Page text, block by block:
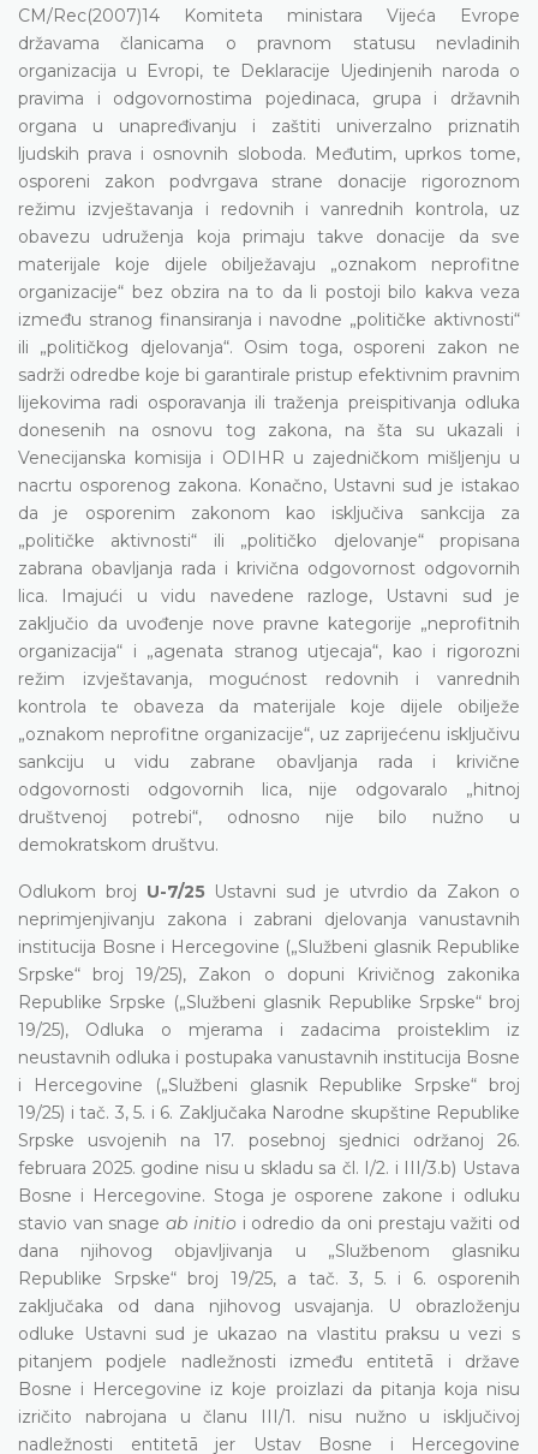
CM/Rec(2007)14 Komiteta ministara Vijeća Evrope
državama članicama o pravnom statusu nevladinih
organizacija u Evropi, te Deklaracije Ujedinjenih naroda o
pravima i odgovornostima pojedinaca, grupa i državnih
organa u unapređivanju i zaštiti univerzalno priznatih
ljudskih prava i osnovnih sloboda. Međutim, uprkos tome,
osporeni zakon podvrgava strane donacije rigoroznom
režimu izvještavanja i redovnih i vanrednih kontrola, uz
obavezu udruženja koja primaju takve donacije da sve
materijale koje dijele obilježavaju „oznakom neprofitne
organizacije“ bez obzira na to da li postoji bilo kakva veza
između stranog finansiranja i navodne „političke aktivnosti“
ili „političkog djelovanja“. Osim toga, osporeni zakon ne
sadrži odredbe koje bi garantirale pristup efektivnim pravnim
lijekovima radi osporavanja ili traženja preispitivanja odluka
donesenih na osnovu tog zakona, na šta su ukazali i
Venecijanska komisija i ODIHR u zajedničkom mišljenju u
nacrtu osporenog zakona. Konačno, Ustavni sud je istakao
da je osporenim zakonom kao isključiva sankcija za
„političke aktivnosti“ ili „političko djelovanje“ propisana
zabrana obavljanja rada i krivična odgovornost odgovornih
lica. Imajući u vidu navedene razloge, Ustavni sud je
zaključio da uvođenje nove pravne kategorije „neprofitnih
organizacija“ i „agenata stranog utjecaja“, kao i rigorozni
režim izvještavanja, mogućnost redovnih i vanrednih
kontrola te obaveza da materijale koje dijele obilježe
„oznakom neprofitne organizacije“, uz zaprijećenu isključivu
sankciju u vidu zabrane obavljanja rada i krivične
odgovornosti odgovornih lica, nije odgovaralo „hitnoj
društvenoj potrebi“, odnosno nije bilo nužno u
demokratskom društvu.
Odlukom broj U-7/25Ustavni sud je utvrdio da Zakon o
neprimjenjivanju zakona i zabrani djelovanja vanustavnih
institucija Bosne i Hercegovine („Službeni glasnik Republike
Srpske“ broj 19/25), Zakon o dopuni Krivičnog zakonika
Republike Srpske („Službeni glasnik Republike Srpske“ broj
19/25), Odluka o mjerama i zadacima proisteklim iz
neustavnih odluka i postupaka vanustavnih institucija Bosne
i Hercegovine („Službeni glasnik Republike Srpske“ broj
19/25) i tač. 3, 5. i 6. Zaključaka Narodne skupštine Republike
Srpske usvojenih na 17. posebnoj sjednici održanoj 26.
februara 2025. godine nisu u skladu sa čl. I/2. i III/3.b) Ustava
Bosne i Hercegovine. Stoga je osporene zakone i odluku
stavio van snageab initio i odredio da oni prestaju važiti od
dana njihovog objavljivanja u „Službenom glasniku
Republike Srpske“ broj 19/25, a tač. 3, 5. i 6. osporenih
zaključaka od dana njihovog usvajanja. U obrazloženju
odluke Ustavni sud je ukazao na vlastitu praksu u vezi s
pitanjem podjele nadležnosti između entitetā i države
Bosne i Hercegovine iz koje proizlazi da pitanja koja nisu
izričito nabrojana u članu III/1. nisu nužno u isključivoj
nadležnosti entitetā jer Ustav Bosne i Hercegovine